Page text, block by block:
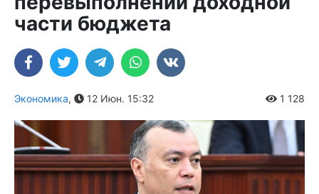
части бюджета
Экономика, 12 Июн. 15:32 1 128